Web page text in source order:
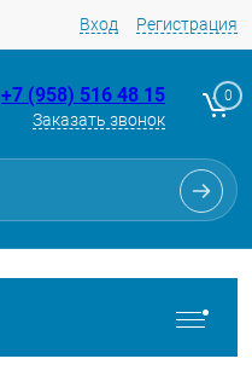
Вход Регистрация
+7 (958) 516 48 15
Заказать звонок
0